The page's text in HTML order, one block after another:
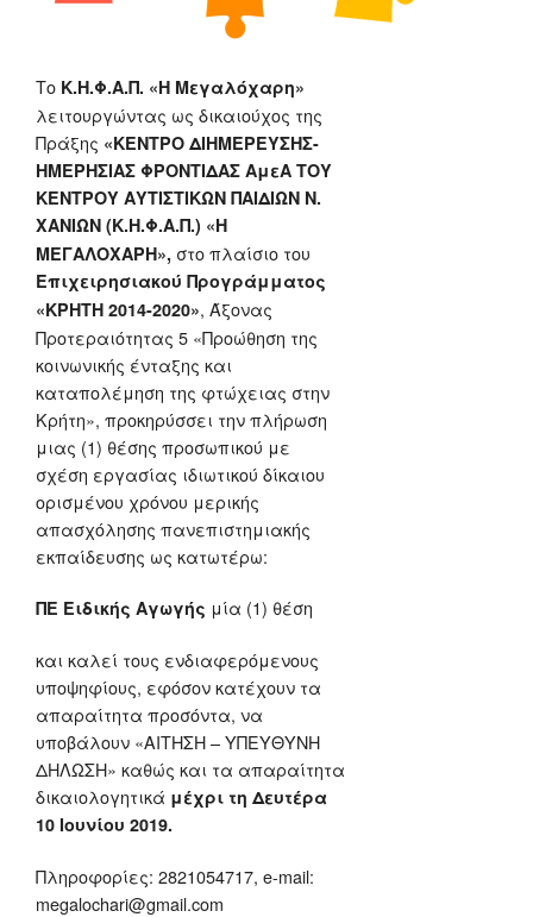
Το Κ.Η.Φ.Α.Π. «Η Μεγαλόχαρη»
λειτουργώντας ως δικαιούχος της
Πράξης «ΚΕΝΤΡΟ ΔΙΗΜΕΡΕΥΣΗΣ-
ΗΜΕΡΗΣΙΑΣ ΦΡΟΝΤΙΔΑΣ ΑμεΑ ΤΟΥ
ΚΕΝΤΡΟΥ ΑΥΤΙΣΤΙΚΩΝ ΠΑΙΔΙΩΝ Ν.
ΧΑΝΙΩΝ (Κ.Η.Φ.Α.Π.) «Η
ΜΕΓΑΛΟΧΑΡΗ», στο πλαίσιο του
Επιχειρησιακού Προγράμματος
«ΚΡΗΤΗ 2014-2020», Άξονας
Προτεραιότητας 5 «Προώθηση της
κοινωνικής ένταξης και
καταπολέμηση της φτώχειας στην
Κρήτη», προκηρύσσει την πλήρωση
μιας (1) θέσης προσωπικού με
σχέση εργασίας ιδιωτικού δίκαιου
ορισμένου χρόνου μερικής
απασχόλησης πανεπιστημιακής
εκπαίδευσης ως κατωτέρω:
ΠΕ Ειδικής Αγωγής μία (1) θέση
και καλεί τους ενδιαφερόμενους
υποψηφίους, εφόσον κατέχουν τα
απαραίτητα προσόντα, να
υποβάλουν «ΑΙΤΗΣΗ – ΥΠΕΥΘΥΝΗ
ΔΗΛΩΣΗ» καθώς και τα απαραίτητα
δικαιολογητικά μέχρι τη Δευτέρα
10 Ιουνίου 2019.
Πληροφορίες: 2821054717, e-mail:
megalochari@gmail.com